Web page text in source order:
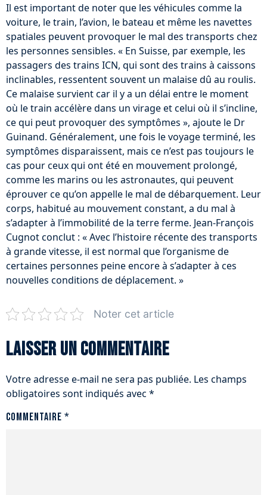
Il est important de noter que les véhicules comme la
voiture, le train, l’avion, le bateau et même les navettes
spatiales peuvent provoquer le mal des transports chez
les personnes sensibles. « En Suisse, par exemple, les
passagers des trains ICN, qui sont des trains à caissons
inclinables, ressentent souvent un malaise dû au roulis.
Ce malaise survient car il y a un délai entre le moment
où le train accélère dans un virage et celui où il s’incline,
ce qui peut provoquer des symptômes », ajoute le Dr
Guinand. Généralement, une fois le voyage terminé, les
symptômes disparaissent, mais ce n’est pas toujours le
cas pour ceux qui ont été en mouvement prolongé,
comme les marins ou les astronautes, qui peuvent
éprouver ce qu’on appelle le mal de débarquement. Leur
corps, habitué au mouvement constant, a du mal à
s’adapter à l’immobilité de la terre ferme. Jean-François
Cugnot conclut : « Avec l’histoire récente des transports
à grande vitesse, il est normal que l’organisme de
certaines personnes peine encore à s’adapter à ces
nouvelles conditions de déplacement. »
Noter cet article
Laisser un commentaire
Votre adresse e-mail ne sera pas publiée. Les champs
obligatoires sont indiqués avec *
Commentaire *